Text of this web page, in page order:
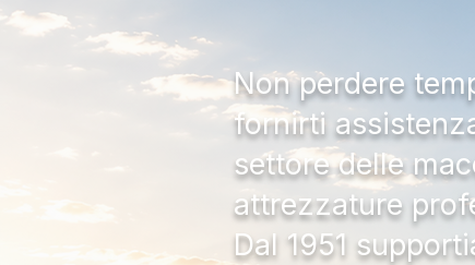
Non perdere
fornirti
settore delle
attrezzature
Dal 1951